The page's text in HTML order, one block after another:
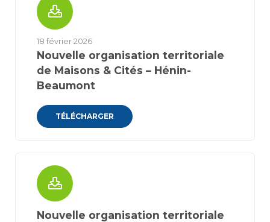
18 février 2026
Nouvelle organisation territoriale
de Maisons & Cités – Hénin-
Beaumont
TÉLÉCHARGER
Nouvelle organisation territoriale